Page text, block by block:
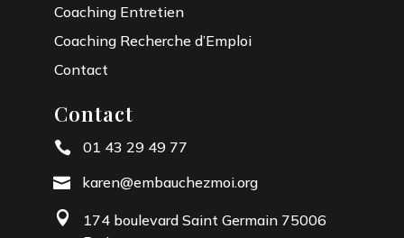
Coaching Entretien
Coaching Recherche d’Emploi
Contact
Contact
 01 43 29 49 77
 karen@embauchezmoi.org

174 boulevard Saint Germain 75006